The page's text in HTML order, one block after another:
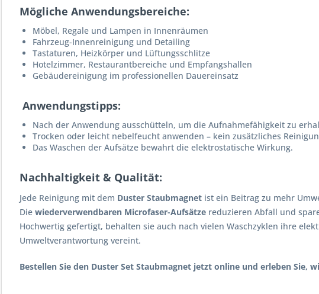
Mögliche Anwendungsbereiche:
Möbel, Regale und Lampen in Innenräumen
Fahrzeug-Innenreinigung und Detailing
Tastaturen, Heizkörper und Lüftungsschlitze
Hotelzimmer, Restaurantbereiche und Empfangshallen
Gebäudereinigung im professionellen Dauereinsatz
Anwendungstipps:
Nach der Anwendung ausschütteln, um die Aufnahmefähigkeit zu
Trocken oder leicht nebelfeucht anwenden – kein zusätzliches
Das Waschen der Aufsätze bewahrt die elektrostatische Wirkung.
Nachhaltigkeit & Qualität:
Jede Reinigung mit dem Duster Staubmagnet ist ein Beitrag zu mehr
Die wiederverwendbaren Microfaser-Aufsätze reduzieren Abfall und
Hochwertig gefertigt, behalten sie auch nach vielen Waschzyklen ihre
Umweltverantwortung vereint.
Bestellen Sie den Duster Set Staubmagnet jetzt online und erleben Sie,